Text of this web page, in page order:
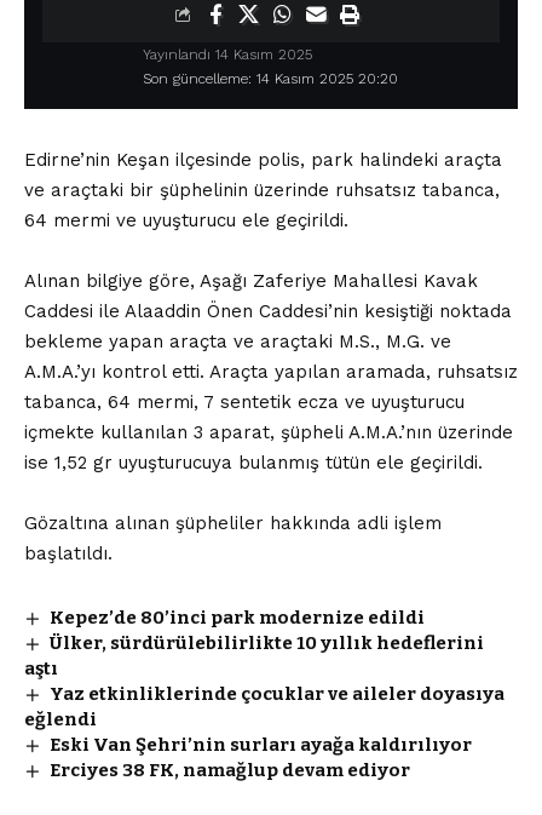
Son güncelleme: 14 Kasım 2025 20:20
Yayınlandı 14 Kasım 2025
Edirne’nin Keşan ilçesinde polis, park halindeki araçta
ve araçtaki bir şüphelinin üzerinde ruhsatsız tabanca,
64 mermi ve uyuşturucu ele geçirildi.
Alınan bilgiye göre, Aşağı Zaferiye Mahallesi Kavak
Caddesi ile Alaaddin Önen Caddesi’nin kesiştiği noktada
bekleme yapan araçta ve araçtaki M.S., M.G. ve
A.M.A.’yı kontrol etti. Araçta yapılan aramada, ruhsatsız
tabanca, 64 mermi, 7 sentetik ecza ve uyuşturucu
içmekte kullanılan 3 aparat, şüpheli A.M.A.’nın üzerinde
ise 1,52 gr uyuşturucuya bulanmış tütün ele geçirildi.
Gözaltına alınan şüpheliler hakkında adli işlem
başlatıldı.
Kepez’de 80’inci park modernize edildi
Ülker, sürdürülebilirlikte 10 yıllık hedeflerini
aştı
Yaz etkinliklerinde çocuklar ve aileler doyasıya
eğlendi
Eski Van Şehri’nin surları ayağa kaldırılıyor
Erciyes 38 FK, namağlup devam ediyor